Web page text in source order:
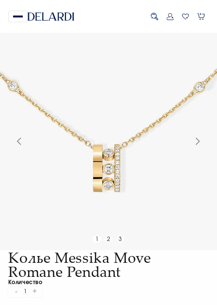
2 3
Колье Messika Move
Romane Pendant
Количество
- +